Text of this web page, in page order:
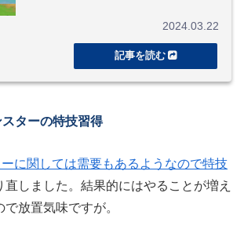
2024.03.22
ターの特技習得
に関しては需要もあるようなので特技
直しました。結果的にはやることが増え
放置気味ですが。